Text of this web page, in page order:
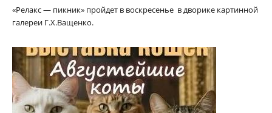
«Релакс — пикник» пройдет в воскресенье в дворике картинной
галереи Г.Х.Ващенко.